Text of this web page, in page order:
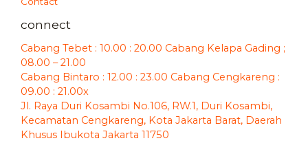
connect
Cabang Tebet : 10.00 : 20.00 Cabang Kelapa Gading ;
08.00 – 21.00
Cabang Bintaro : 12.00 : 23.00 Cabang Cengkareng :
09.00 : 21.00x
Jl. Raya Duri Kosambi No.106, RW.1, Duri Kosambi,
Kecamatan Cengkareng, Kota Jakarta Barat, Daerah
Khusus Ibukota Jakarta 11750